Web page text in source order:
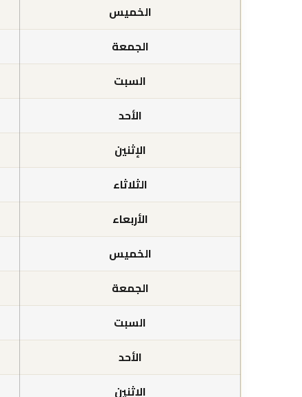
الخميس
الجمعة
السبت
الأحد
الإثنين
الثلاثاء
الأربعاء
الخميس
الجمعة
السبت
الأحد
الإثنين